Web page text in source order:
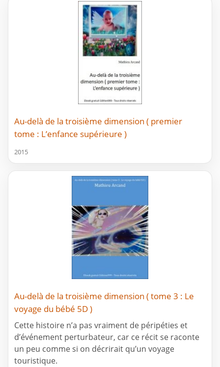
Au-delà de la troisième dimension ( premier
tome : L’enfance supérieure )
2015
Au-delà de la troisième dimension ( tome 3 : Le
voyage du bébé 5D )
Cette histoire n’a pas vraiment de péripéties et
d’événement perturbateur, car ce récit se raconte
un peu comme si on décrirait qu’un voyage
touristique.